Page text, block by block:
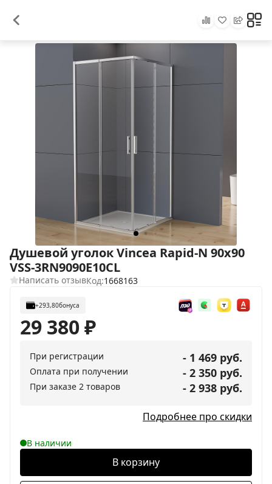
Душевой уголок Vincea Rapid-N 90x90
VSS-3RN9090E10CL
Написать отзывКод:1668163
+293,80бонуса
29 380₽
При регистрации - 1 469 руб.
Оплата при получении - 2 350 руб.
При заказе 2 товаров - 2 938 руб.
Подробнее про скидки
В наличии
В корзину